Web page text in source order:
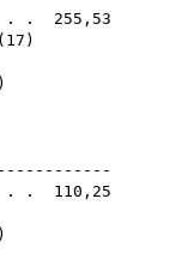
255,53
17 )
)
110,25
)